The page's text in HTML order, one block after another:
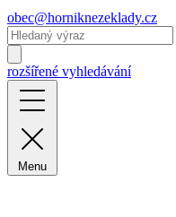
obec@horniknezeklady.cz
rozšířené vyhledávání
Menu